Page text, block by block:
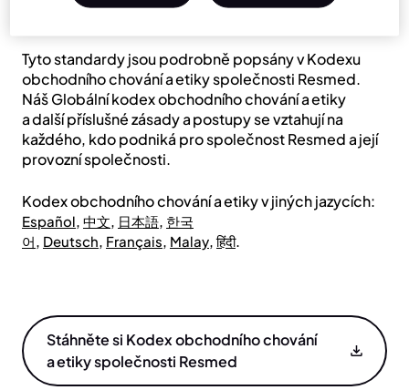
Tyto standardy jsou podrobně popsány v Kodexu
obchodního chování a etiky společnosti Resmed.
Náš Globální kodex obchodního chování a etiky
a další příslušné zásady a postupy se vztahují na
každého, kdo podniká pro společnost Resmed a její
provozní společnosti.
Kodex obchodního chování a etiky v jiných jazycích:
Español, 中文, 日本語, 한국
어, Deutsch, Français, Malay,हिंदी.
Stáhněte si Kodex obchodního chování
a etiky společnosti Resmed